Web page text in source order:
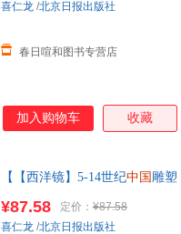
春日喧和图书专营店
喜仁龙 /北京日报出版社
加入购物车 收藏
【【西洋镜】5-14世纪中国 雕
线当当客服
¥87.58 定价： ¥87.58
喜仁龙 /北京日报出版社